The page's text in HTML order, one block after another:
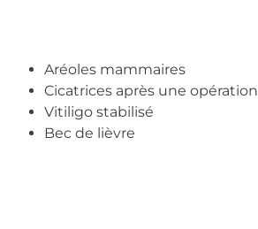
Aréoles mammaires
Cicatrices après une
Vitiligo stabilisé
Bec de lièvre